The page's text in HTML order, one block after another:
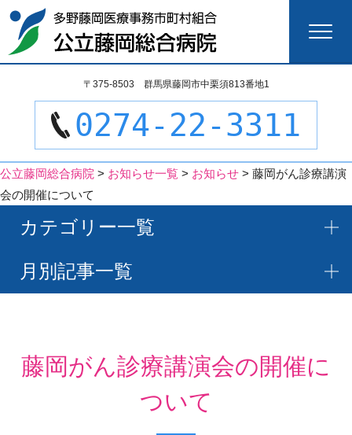
検
索:
〒375-8503 群馬県藤岡市中栗須813番地1
0274-22-3311
公立藤岡総合病院 > お知らせ一覧 > お知らせ > 藤岡がん診療講演
会の開催について
カテゴリー一覧
月別記事一覧
藤岡がん診療講演会の開催に
ついて